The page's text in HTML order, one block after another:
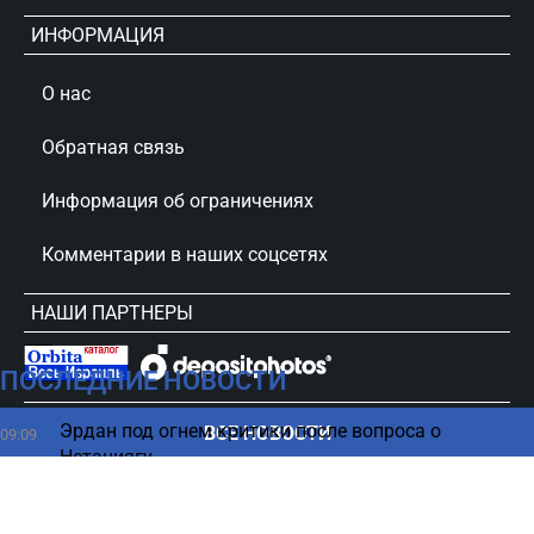
ПОСЛЕДНИЕ НОВОСТИ
09:09
Эрдан под огнем критики после вопроса о
Нетаниягу
ВСЕ НОВОСТИ
ИНФОРМАЦИЯ
О нас
Обратная связь
Информация об ограничениях
Комментарии в наших соцсетях
НАШИ ПАРТНЕРЫ
сursorinfo.co.il © Все права защищены